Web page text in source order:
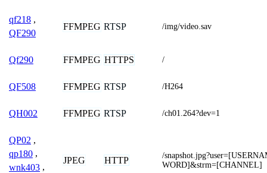
qf218 ,
QF290
FFMPEG RTSP /img/video.sav
Qf290 FFMPEG HTTPS /
QF508 FFMPEG RTSP /H264
QH002 FFMPEG RTSP /ch01.264?dev=1
QP02 ,
qp180 ,
wnk403 ,
JPEG HTTP
/
WORD]&strm=[CHANNEL]